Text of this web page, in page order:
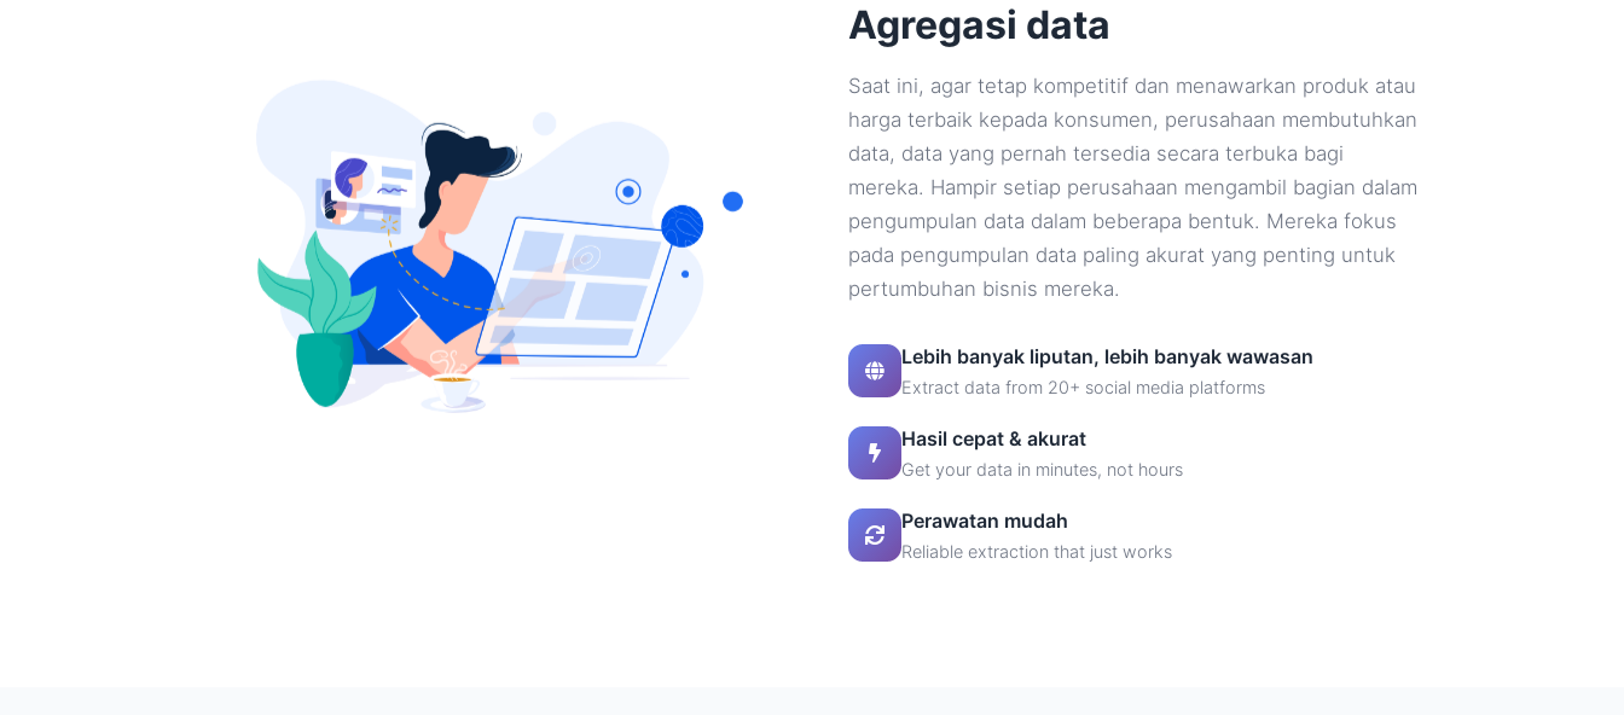
Agregasi data
Saat ini, agar tetap kompetitif dan menawarkan produk atau
harga terbaik kepada konsumen, perusahaan membutuhkan
data, data yang pernah tersedia secara terbuka bagi
mereka. Hampir setiap perusahaan mengambil bagian dalam
pengumpulan data dalam beberapa bentuk. Mereka fokus
pada pengumpulan data paling akurat yang penting untuk
pertumbuhan bisnis mereka.
Lebih banyak liputan, lebih banyak wawasan
Extract data from 20+ social media platforms
Hasil cepat & akurat
Get your data in minutes, not hours
Perawatan mudah
Reliable extraction that just works